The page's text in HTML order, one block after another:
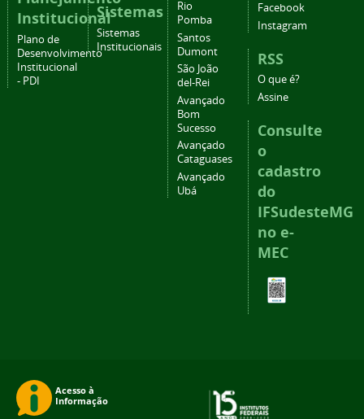
Institucional
Plano de
Desenvolvimento
Institucional
- PDI
Sistemas
Sistemas
Institucionais
Rio
Pomba
Santos
Dumont
São João
del-Rei
Avançado
Bom
Sucesso
Avançado
Cataguases
Avançado
Ubá
Facebook
Instagram
RSS
O que é?
Assine
Consulte
o
cadastro
do
IFSudesteMG
no e-
MEC